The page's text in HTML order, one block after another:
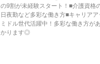
の9割が未経験スタート！■介護資格
日夜勤など多彩な働き方■キャリア
ミドル世代活躍中！多彩な働き方が
かります◎